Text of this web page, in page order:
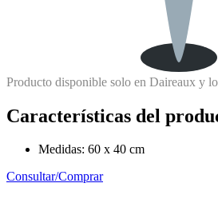
Producto disponible solo en Daireaux y
Características del
Medidas: 60 x 40 cm
Consultar/Comprar